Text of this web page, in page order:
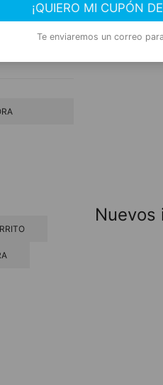
¡QUIERO MI CUPÓN
Te enviaremos un correo
SHOP
Nuevos